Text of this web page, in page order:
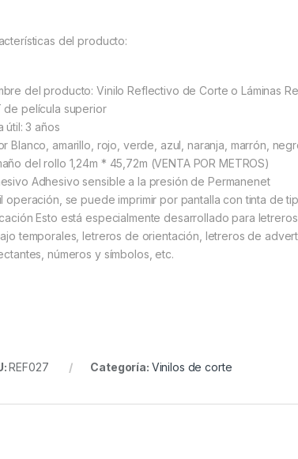
del producto:
del producto: Vinilo Reflectivo de Corte o Láminas
de película superior
útil: 3 años
Blanco, amarillo, rojo, verde, azul, naranja, marrón,
del rollo 1,24m * 45,72m (VENTA POR METROS)
Adhesivo sensible a la presión de Permanenet
operación, se puede imprimir por pantalla con tinta de
Esto está especialmente desarrollado para
temporales, letreros de orientación, letreros de
números y símbolos, etc.
REF027 Categoría: Vinilos de corte